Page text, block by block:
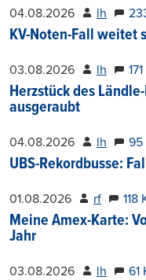
04.08.2026 lh
KV-Noten-Fall weitet
03.08.2026 lh
Herzstück des
ausgeraubt
04.08.2026 lh 95
UBS-Rekordbusse:
01.08.2026 rf 118
Meine Amex-Karte:
Jahr
03.08.2026 lh 61